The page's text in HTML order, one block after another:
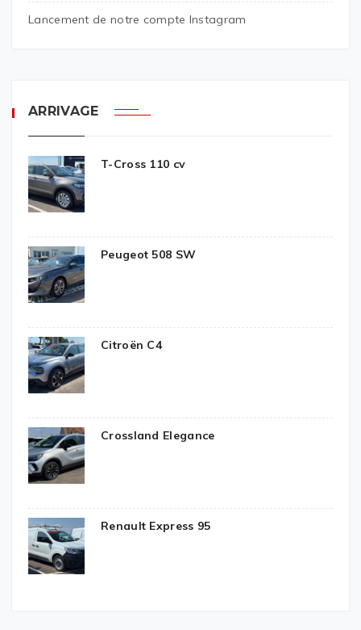
Lancement de notre compte Instagram
ARRIVAGE
T-Cross 110 cv
Peugeot 508 SW
Citroën C4
Crossland Elegance
Renault Express 95